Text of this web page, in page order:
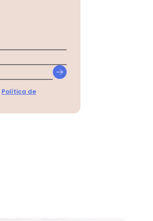
Política de